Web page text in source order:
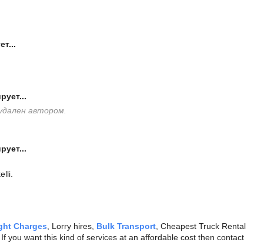
автором.
Charges , Lorry hires, Bulk Transport , Cheapest Truck Rental
you want this kind of services at an affordable cost then contact